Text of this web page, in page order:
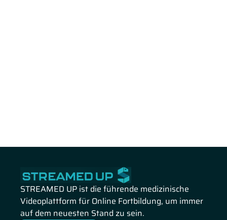
STREAMED UP ist die führende medizinische
Videoplattform für Online Fortbildung, um immer
auf dem neuesten Stand zu sein.